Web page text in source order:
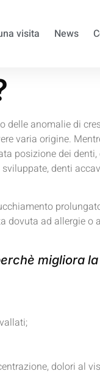
visita News
delle anomalie di
varia origine.
posizione dei denti,
denti
dovuta ad allergie o
migliora
dolori al